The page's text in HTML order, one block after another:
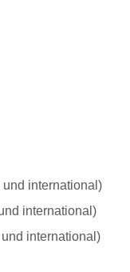
international)
international)
international)